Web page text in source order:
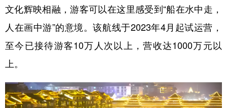
文化辉映相融，游客可以在这里感受到“船在水中走，
人在画中游”的意境。该航线于2023年4月起试运营，
至今已接待游客10万人次以上，营收达1000万元以
上。